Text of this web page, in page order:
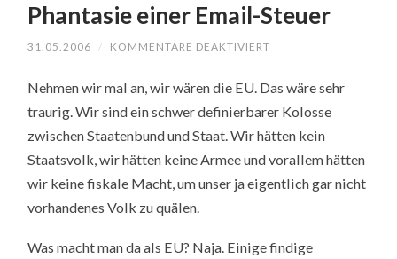
Phantasie einer Email-Steuer
31.05.2006 / KOMMENTARE DEAKTIVIERT
EMAIL-
Nehmen wir mal an, wir wären die EU. Das wäre sehr
traurig. Wir sind ein schwer definierbarer Kolosse
zwischen Staatenbund und Staat. Wir hätten kein
Staatsvolk, wir hätten keine Armee und vorallem hätten
wir keine fiskale Macht, um unser ja eigentlich gar nicht
vorhandenes Volk zu quälen.
Was macht man da als EU? Naja. Einige findige